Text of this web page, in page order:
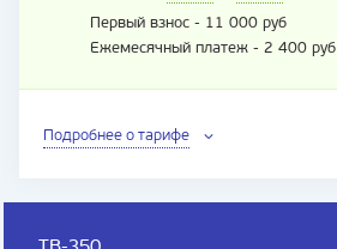
Первый взнос - 11 000 руб
Ежемесячный платеж - 2 400 руб
Подробнее о тарифе